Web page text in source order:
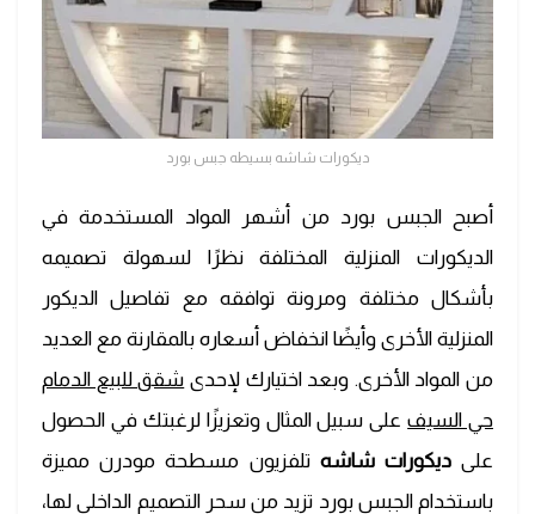
ديكورات شاشه بسيطه جبس بورد
أصبح الجبس بورد من أشهر المواد المستخدمة في
الديكورات المنزلية المختلفة نظرًا لسهولة تصميمه
بأشكال مختلفة ومرونة توافقه مع تفاصيل الديكور
المنزلية الأخرى وأيضًا انخفاض أسعاره بالمقارنة مع العديد
من المواد الأخرى. وبعد اختيارك لإحدى شقق للبيع الدمام
حي السيفعلى سبيل المثال وتعزيزًا لرغبتك في الحصول
علىديكورات شاشه تلفزيون مسطحة مودرن مميزة
باستخدام الجبس بورد تزيد من سحر التصميم الداخلي لها،